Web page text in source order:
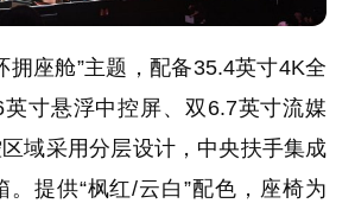
拥座舱”主题，配备35.4英寸4K全
寸悬浮中控屏、双6.7英寸流媒
域采用分层设计，中央扶手集成
。提供“枫红/云白”配色，座椅为